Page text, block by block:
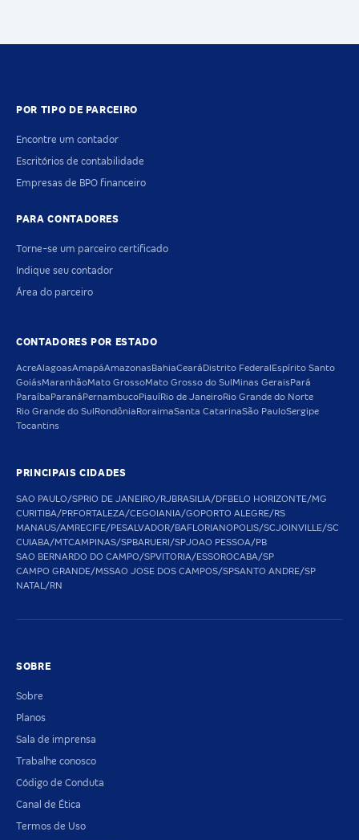
POR TIPO DE PARCEIRO
Encontre um contador
Escritórios de contabilidade
Empresas de BPO financeiro
PARA CONTADORES
Torne-se um parceiro certificado
Indique seu contador
Área do parceiro
CONTADORES POR ESTADO
AcreAlagoasAmapáAmazonas BahiaCeará Distrito Federal Espírito Santo
GoiásMaranhãoMato GrossoMato Grosso do Sul Minas Gerais Pará
Paraíba Paraná PernambucoPiauíRio de JaneiroRio Grande do Norte
Rio Grande do Sul Rondônia RoraimaSanta CatarinaSão PauloSergipe
Tocantins
PRINCIPAIS CIDADES
SAO PAULO/SPRIO DE JANEIRO/RJBRASILIA/DFBELO HORIZONTE/MG
CURITIBA/PRFORTALEZA/CEGOIANIA/GOPORTO ALEGRE/RS
MANAUS/AMRECIFE/PESALVADOR/BAFLORIANOPOLIS/SCJOINVILLE/SC
CUIABA/MTCAMPINAS/SPBARUERI/SPJOAO PESSOA/PB
SAO BERNARDO DO CAMPO/SPVITORIA/ESSOROCABA/SP
CAMPO GRANDE/MSSAO JOSE DOS CAMPOS/SPSANTO ANDRE/SP
NATAL/RN
SOBRE
Sobre
Planos
Sala de imprensa
Trabalhe conosco
Código de Conduta
Canal de Ética
Termos de Uso